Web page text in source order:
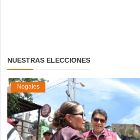
NUESTRAS ELECCIONES
Nogales